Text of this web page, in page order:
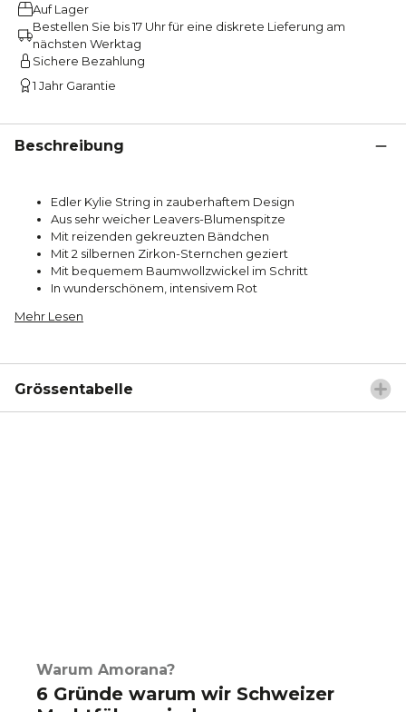
Auf Lager
Bestellen Sie bis 17 Uhr für eine diskrete Lieferung am
nächsten Werktag
Sichere Bezahlung
1 Jahr Garantie
Beschreibung
Edler Kylie String in zauberhaftem Design
Aus sehr weicher Leavers-Blumenspitze
Mit reizenden gekreuzten Bändchen
Mit 2 silbernen Zirkon-Sternchen geziert
Mit bequemem Baumwollzwickel im Schritt
In wunderschönem, intensivem Rot
Mehr Lesen
Grössentabelle
Warum Amorana?
6 Gründe warum wir Schweizer